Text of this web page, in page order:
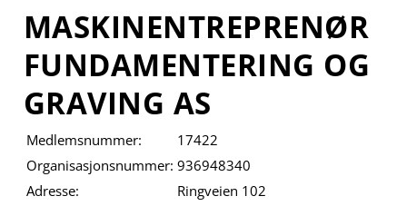
MASKINENTREPRENØR
FUNDAMENTERING OG
GRAVING AS
Medlemsnummer:
17422
Organisasjonsnummer: 936948340
Adresse:
Ringveien 102